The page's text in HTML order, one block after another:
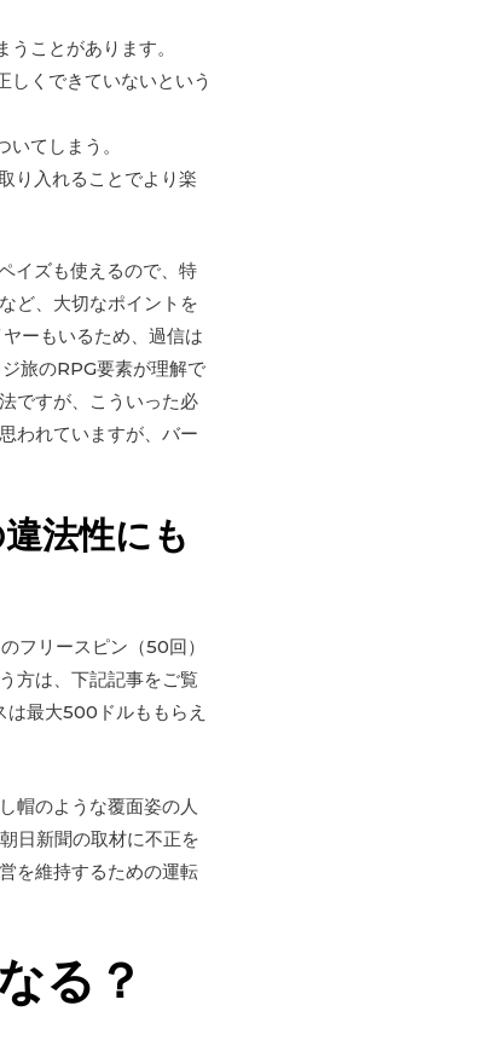
ことがあります。
しくできていないという
てしまう。
り入れることでより楽
イズも使えるので、特
ど、大切なポイントを
ーもいるため、過信は
旅のRPG要素が理解で
ですが、こういった必
われていますが、バー
法性にも
フリースピン（50回）
方は、下記記事をご覧
は最大500ドルももらえ
帽のような覆面姿の人
日新聞の取材に不正を
を維持するための運転
る？